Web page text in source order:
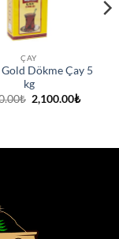
ÇAY
Dökme Çay 5
kg
₺ Orijinal
fiyat:
2,100.00₺Şu